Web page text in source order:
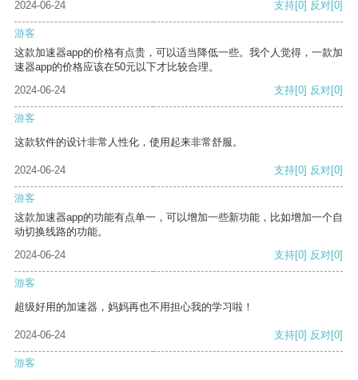
2024-06-24 支持[0] 反对[0]
游客
这款加速器app的价格有点贵，可以适当降低一些。我个人觉得，一款加
速器app的价格应该在50元以下才比较合理。
2024-06-24
支持[0] 反对[0]
游客
这款软件的设计非常人性化，使用起来非常舒服。
2024-06-24 支持[0] 反对[0]
游客
这款加速器app的功能有点单一，可以增加一些新功能，比如增加一个自
动切换线路的功能。
2024-06-24
支持[0] 反对[0]
游客
超级好用的加速器，妈妈再也不用担心我的学习啦！
2024-06-24 支持[0] 反对[0]
游客